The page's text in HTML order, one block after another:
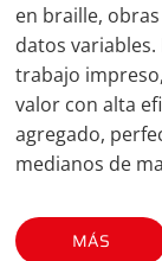
en braille,
datos
trabajo
valor con alta
agregado,
medianos de
MÁS